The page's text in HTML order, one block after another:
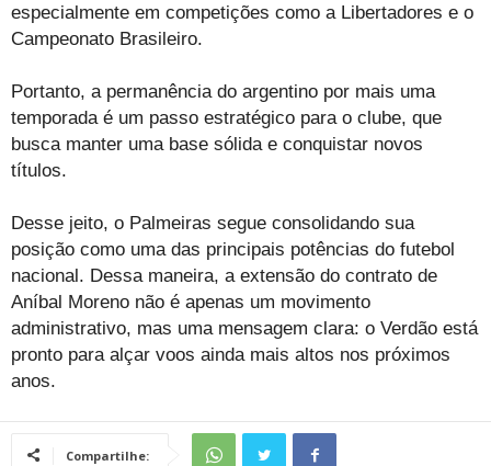
especialmente em competições como a Libertadores e o
Campeonato Brasileiro.
Portanto, a permanência do argentino por mais uma
temporada é um passo estratégico para o clube, que
busca manter uma base sólida e conquistar novos
títulos.
Desse jeito, o Palmeiras segue consolidando sua
posição como uma das principais potências do futebol
nacional. Dessa maneira, a extensão do contrato de
Aníbal Moreno não é apenas um movimento
administrativo, mas uma mensagem clara: o Verdão está
pronto para alçar voos ainda mais altos nos próximos
anos.
Compartilhe: